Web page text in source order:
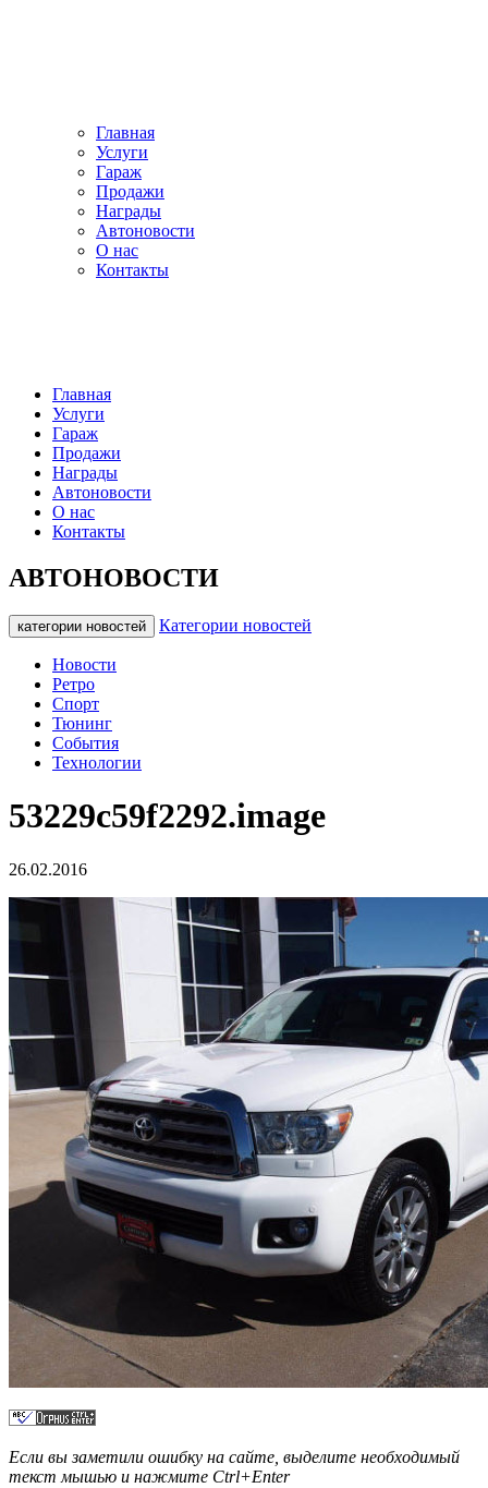
Главная
Услуги
Гараж
Продажи
Награды
Автоновости
О нас
Контакты
Главная
Услуги
Гараж
Продажи
Награды
Автоновости
О нас
Контакты
АВТОНОВОСТИ
категории новостей Категории новостей
Новости
Ретро
Спорт
Тюнинг
События
Технологии
53229c59f2292.image
26.02.2016
Если вы заметили ошибку на сайте, выделите необходимый
текст мышью и нажмите Ctrl+Enter